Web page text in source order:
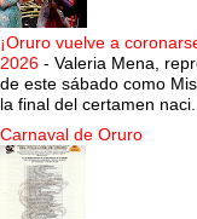
¡Oruro vuelve a
2026 - Valeria Mena,
de este sábado como
la final del certamen
Carnaval de Oruro